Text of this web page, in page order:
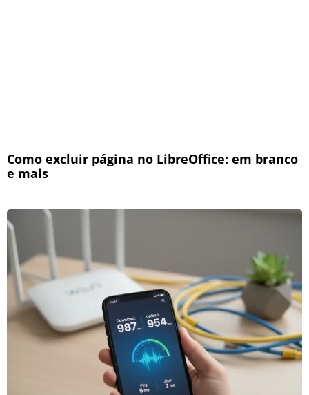
Como excluir página no LibreOffice: em branco
e mais